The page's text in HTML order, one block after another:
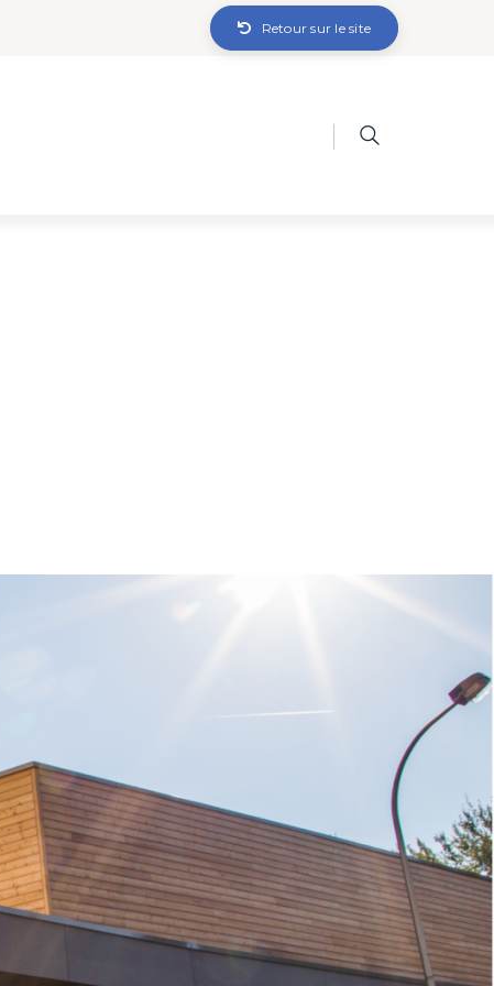
Retour sur le site